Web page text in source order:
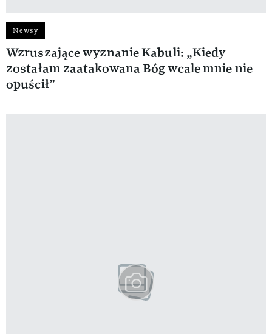
Newsy
Wzruszające wyznanie Kabuli: „Kiedy
zostałam zaatakowana Bóg wcale mnie nie
opuścił”